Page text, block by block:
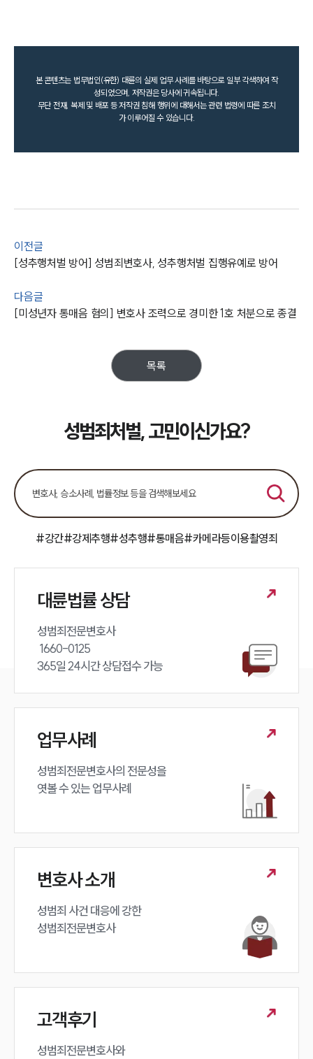
본 콘텐츠는 법무법인(유한) 대륜의 실제 업무 사례를 바탕으로 일부 각색하여 작
성되었으며, 저작권은 당사에 귀속됩니다.
무단 전재, 복제 및 배포 등 저작권 침해 행위에 대해서는 관련 법령에 따른 조치
가 이루어질 수 있습니다.
이전글
[성추행처벌 방어] 성범죄변호사, 성추행처벌 집행유예로 방어
다음글
[미성년자 통매음 혐의] 변호사 조력으로 경미한 1호 처분으로 종결
목록
성범죄처벌, 고민이신가요?
#강간#강제추행#성추행#통매음#카메라등이용촬영죄
대륜법률 상담
성범죄전문변호사
365일 24시간 상담접수 가능
업무사례
성범죄전문변호사의 전문성을
엿볼 수 있는 업무사례
변호사 소개
성범죄 사건 대응에 강한
성범죄전문변호사
고객후기
성범죄전문변호사와